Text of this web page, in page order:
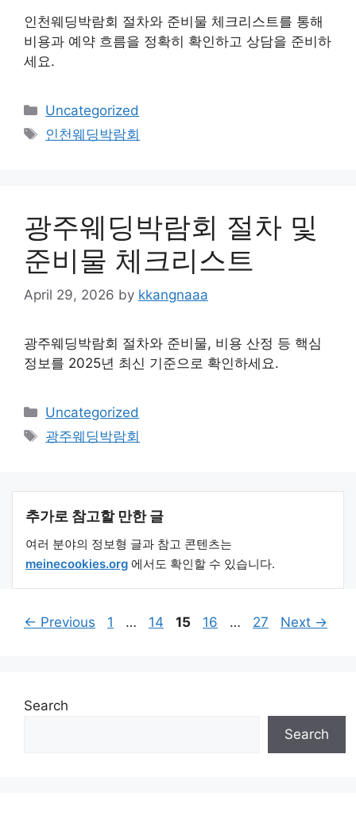
인천웨딩박람회 절차와 준비물 체크리스트를 통해
비용과 예약 흐름을 정확히 확인하고 상담을 준비하
세요.
Categories
Uncategorized
Tags
인천웨딩박람회
광주웨딩박람회 절차 및
준비물 체크리스트
April 29, 2026 by kkangnaaa
광주웨딩박람회 절차와 준비물, 비용 산정 등 핵심
정보를 2025년 최신 기준으로 확인하세요.
Categories
Uncategorized
Tags
광주웨딩박람회
추가로 참고할 만한 글
여러 분야의 정보형 글과 참고 콘텐츠는
meinecookies.org 에서도 확인할 수 있습니다.
← Previous Page
1 … Page
14 Page
15 Page
16 … Page
27 Next →
Search
Search